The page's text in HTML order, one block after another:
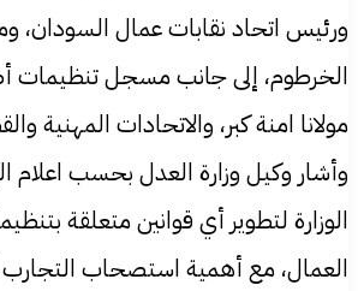
ورئيس اتحاد نقابات عمال السودان،
الخرطوم، إلى جانب مسجل تنظيمات
مولانا امنة كبر، والاتحادات المهنية
وأشار وكيل وزارة العدل بحسب اعلام
الوزارة لتطوير أي قوانين متعلقة
العمال، مع أهمية استصحاب التجارب